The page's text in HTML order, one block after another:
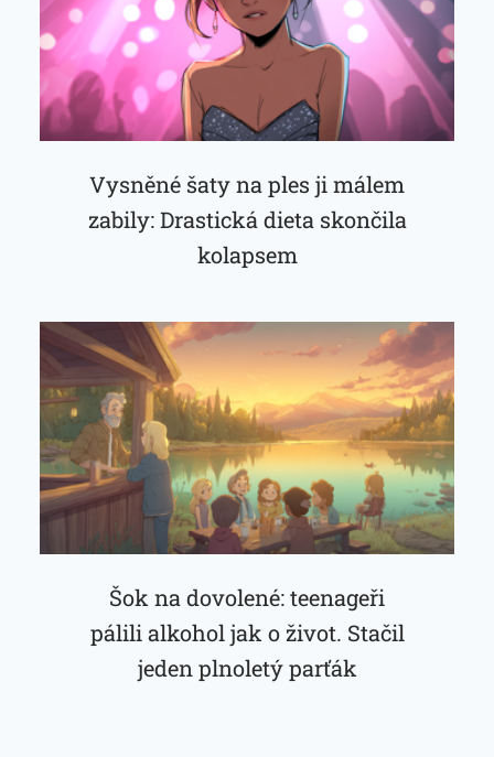
Vysněné šaty na ples ji málem
zabily: Drastická dieta skončila
kolapsem
Šok na dovolené: teenageři
pálili alkohol jak o život. Stačil
jeden plnoletý parťák